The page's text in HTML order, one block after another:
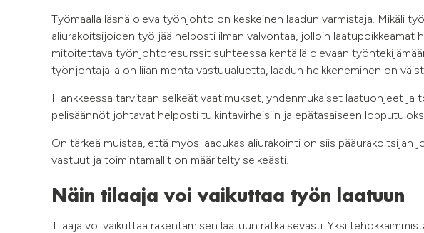
Työmaalla läsnä oleva työnjohto on keskeinen laadun varmistaja. Mikäli
aliurakoitsijoiden työ jää helposti ilman valvontaa, jolloin laatupoikkeamat
mitoitettava työnjohtoresurssit suhteessa kentällä olevaan
työnjohtajalla on liian monta vastuualuetta, laadun heikkeneminen on
Hankkeessa tarvitaan selkeät vaatimukset, yhdenmukaiset laatuohjeet
pelisäännöt johtavat helposti tulkintavirheisiin ja epätasaiseen
On tärkeä muistaa, että myös laadukas aliurakointi on siis pääurakoitsijan
vastuut ja toimintamallit on määritelty selkeästi.
Näin tilaaja voi vaikuttaa työn laatuun
Tilaaja voi vaikuttaa rakentamisen laatuun ratkaisevasti. Yksi